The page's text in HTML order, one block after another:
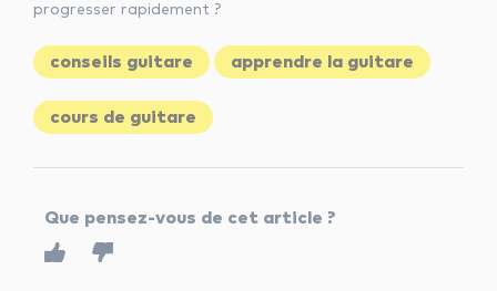
progresser rapidement ?
conseils guitare apprendre la guitare
cours de guitare
Que pensez-vous de cet article ?